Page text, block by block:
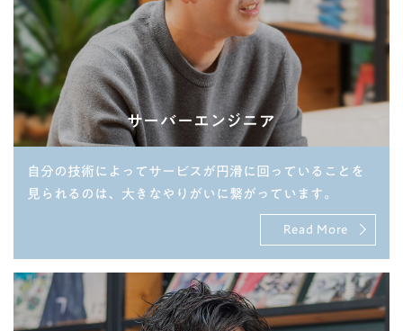
サーバーエンジニア
自分の技術によってサービスが円滑に回っていることを
見られるのは、大きなやりがいに繋がっています。
Read More